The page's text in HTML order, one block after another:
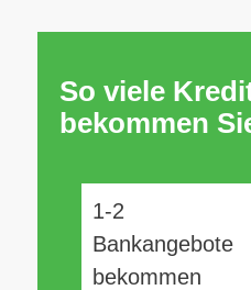
So viele
bekommen
1-2
Bankangebote
bekommen